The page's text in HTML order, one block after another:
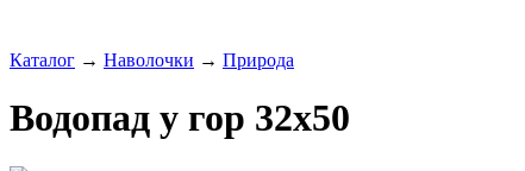
Каталог → Наволочки → Природа
Водопад у гор 32x50